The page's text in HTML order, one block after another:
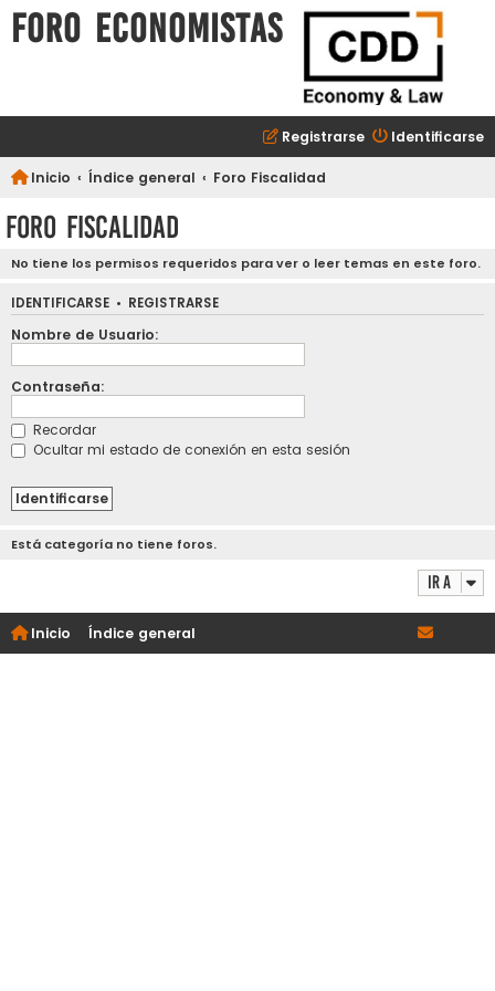
FORO ECONOMISTAS
Identificarse
Registrarse
Inicio Índice general Foro Fiscalidad
Foro Fiscalidad
No tiene los permisos requeridos para ver o leer temas en este foro.
IDENTIFICARSE • REGISTRARSE
Nombre de Usuario:
Contraseña:
Recordar
Ocultar mi estado de conexión en esta sesión
Está categoría no tiene foros.
Ir a
Inicio Índice general